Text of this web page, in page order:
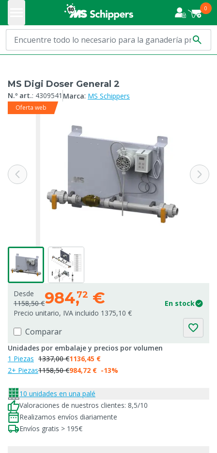
0
MS Digi Doser General 2
N.º art.: 4309541 Marca: MS Schippers
Oferta web
Desde
1158,50 €984,72 €
En stock
Precio unitario, IVA incluido 1375,10 €
Comparar
Unidades por embalaje y precios por volumen
1 Piezas
2+ Piezas
1337,00 €
1158,50 €
1136,45 €
984,72 € -13%
10 unidades en una palé
Valoraciones de nuestros clientes: 8,5/10
Realizamos envíos diariamente
Envíos gratis > 195€